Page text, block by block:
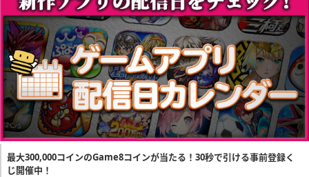
最大300,000コインのGame8コインが当たる！30秒で引ける事前登録く
じ開催中！